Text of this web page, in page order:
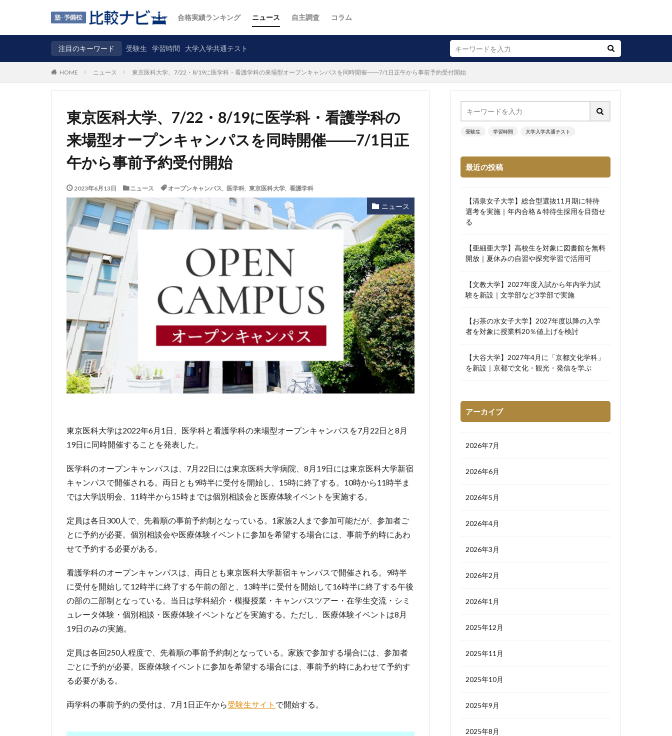
合格実績ランキング ニュース 自主調査 コラム
注目のキーワード 受験生 学習時間 大学入学共通テスト
HOME ニュース 東京医科大学、7/22・8/19に医学科・看護学科の来場型オープンキャンパスを同時開催――7/1日正午から事前予約受付開始
東京医科大学、7/22・8/19に医学科・看護学科の
来場型オープンキャンパスを同時開催――7/1日正
午から事前予約受付開始
2023年6月13日 ニュース オープンキャンパス 医学科, 東京医科大学, 看護学科
ニュース
東京医科大学は2022年6月1日、医学科と看護学科の来場型オープンキャンパスを7月22日と8月
19日に同時開催することを発表した。
医学科のオープンキャンパスは、7月22日には東京医科大学病院、8月19日には東京医科大学新宿
キャンパスで開催される。両日とも9時半に受付を開始し、15時に終了する。10時から11時半ま
では大学説明会、11時半から15時までは個別相談会と医療体験イベントを実施する。
定員は各日300人で、先着順の事前予約制となっている。1家族2人まで参加可能だが、参加者ご
とに予約が必要。個別相談会や医療体験イベントに参加を希望する場合には、事前予約時にあわ
せて予約する必要がある。
看護学科のオープンキャンパスは、両日とも東京医科大学新宿キャンパスで開催される。9時半
に受付を開始して12時半に終了する午前の部と、13時半に受付を開始して16時半に終了する午後
の部の二部制となっている。当日は学科紹介・模擬授業・キャンパスツアー・在学生交流・シミ
ュレータ体験・個別相談・医療体験イベントなどを実施する。ただし、医療体験イベントは8月
19日のみの実施。
定員は各回250人程度で、先着順の事前予約制となっている。家族で参加する場合には、参加者
ごとに予約が必要。医療体験イベントに参加を希望する場合には、事前予約時にあわせて予約す
る必要がある。
両学科の事前予約の受付は、7月1日正午から受験生サイト で開始する。
受験生 学習時間 大学入学共通テスト
最近の投稿
【清泉女子大学】総合型選抜11月期に特待
選考を実施｜年内合格＆特待生採用を目指せ
る
【亜細亜大学】高校生を対象に図書館を無料
開放｜夏休みの自習や探究学習で活用可
【文教大学】2027年度入試から年内学力試
験を新設｜文学部など3学部で実施
【お茶の水女子大学】2027年度以降の入学
者を対象に授業料20％値上げを検討
【大谷大学】2027年4月に「京都文化学科」
を新設｜京都で文化・観光・発信を学ぶ
アーカイブ
2026年7月
2026年6月
2026年5月
2026年4月
2026年3月
2026年2月
2026年1月
2025年12月
2025年11月
2025年10月
2025年9月
2025年8月